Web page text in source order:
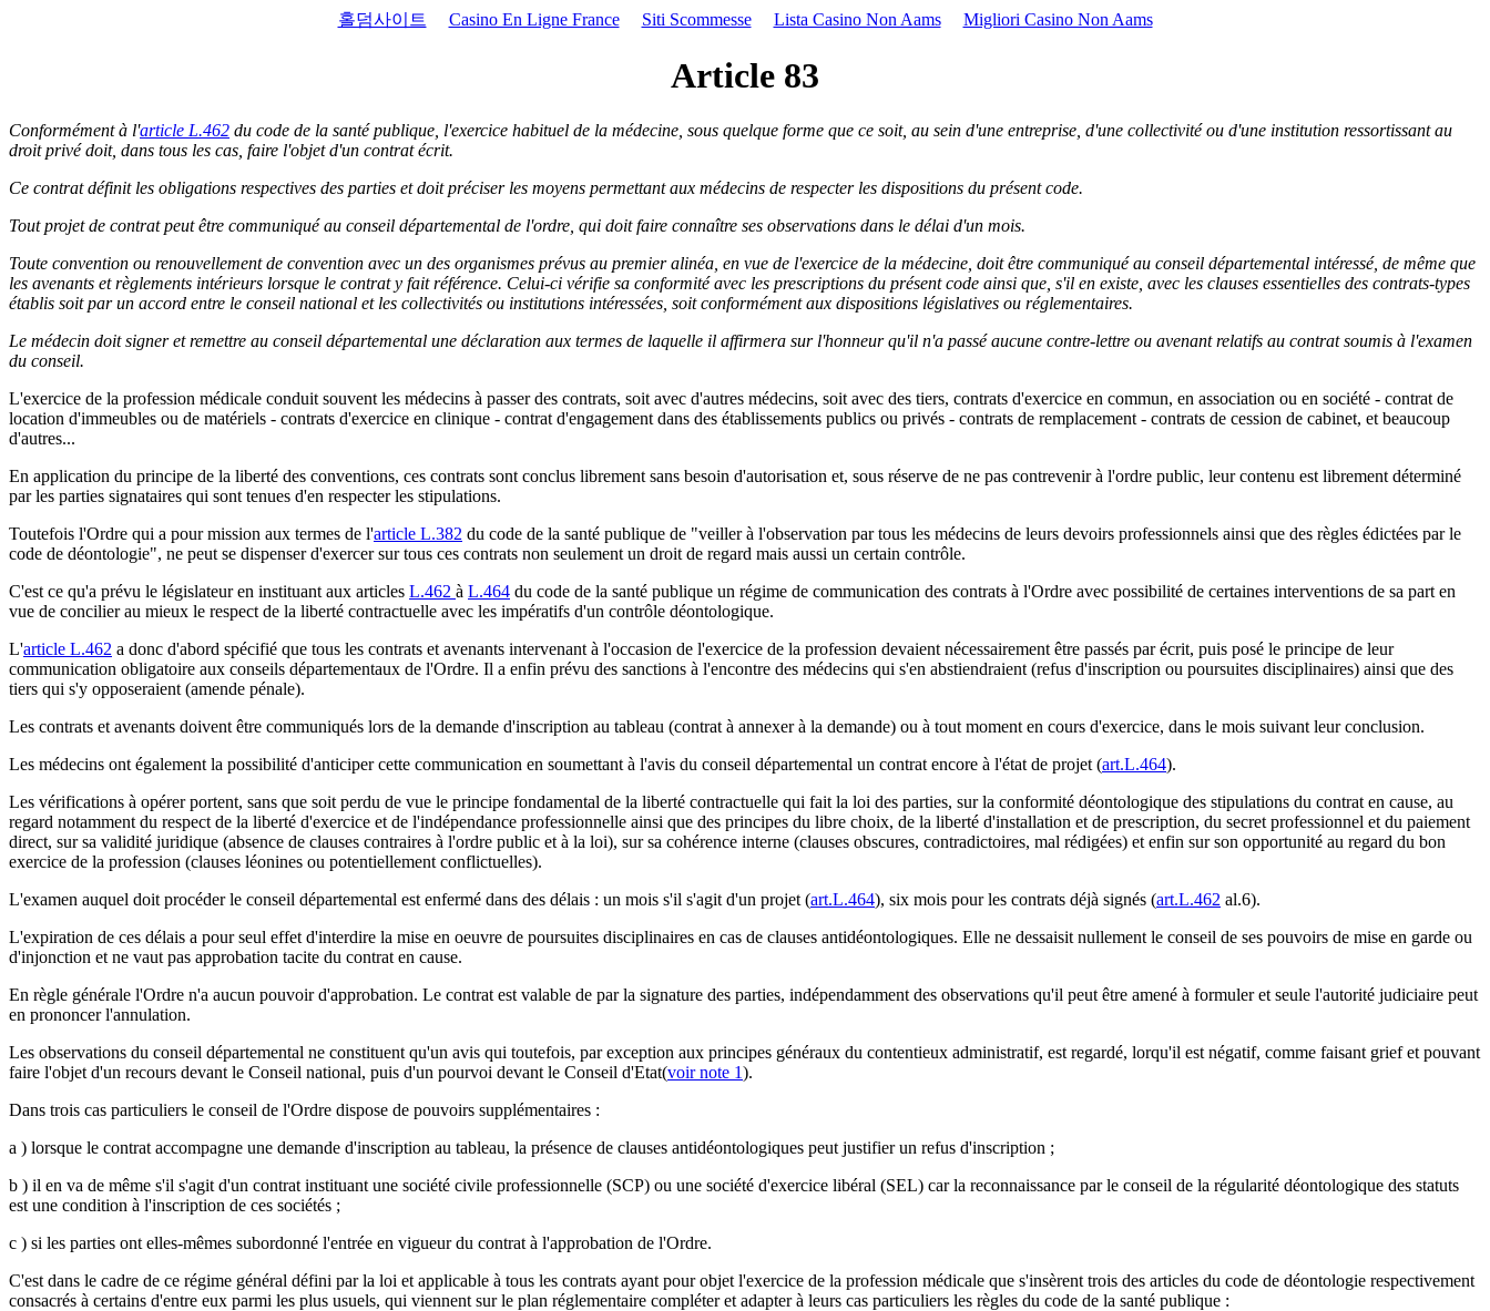
홀덤사이트 Casino En Ligne France Siti Scommesse Lista Casino Non Aams Migliori Casino Non Aams
Article 83
Conformément à l'article L.462 du code de la santé publique, l'exercice habituel de la médecine, sous quelque forme que ce soit, au sein d'une entreprise, d'une collectivité ou d'une institution ressortissant au
droit privé doit, dans tous les cas, faire l'objet d'un contrat écrit.
Ce contrat définit les obligations respectives des parties et doit préciser les moyens permettant aux médecins de respecter les dispositions du présent code.
Tout projet de contrat peut être communiqué au conseil départemental de l'ordre, qui doit faire connaître ses observations dans le délai d'un mois.
Toute convention ou renouvellement de convention avec un des organismes prévus au premier alinéa, en vue de l'exercice de la médecine, doit être communiqué au conseil départemental intéressé, de même que
les avenants et règlements intérieurs lorsque le contrat y fait référence. Celui-ci vérifie sa conformité avec les prescriptions du présent code ainsi que, s'il en existe, avec les clauses essentielles des contrats-types
établis soit par un accord entre le conseil national et les collectivités ou institutions intéressées, soit conformément aux dispositions législatives ou réglementaires.
Le médecin doit signer et remettre au conseil départemental une déclaration aux termes de laquelle il affirmera sur l'honneur qu'il n'a passé aucune contre-lettre ou avenant relatifs au contrat soumis à l'examen
du conseil.
L'exercice de la profession médicale conduit souvent les médecins à passer des contrats, soit avec d'autres médecins, soit avec des tiers, contrats d'exercice en commun, en association ou en société - contrat de
location d'immeubles ou de matériels - contrats d'exercice en clinique - contrat d'engagement dans des établissements publics ou privés - contrats de remplacement - contrats de cession de cabinet, et beaucoup
d'autres...
En application du principe de la liberté des conventions, ces contrats sont conclus librement sans besoin d'autorisation et, sous réserve de ne pas contrevenir à l'ordre public, leur contenu est librement déterminé
par les parties signataires qui sont tenues d'en respecter les stipulations.
Toutefois l'Ordre qui a pour mission aux termes de l'article L.382 du code de la santé publique de "veiller à l'observation par tous les médecins de leurs devoirs professionnels ainsi que des règles édictées par le
code de déontologie", ne peut se dispenser d'exercer sur tous ces contrats non seulement un droit de regard mais aussi un certain contrôle.
C'est ce qu'a prévu le législateur en instituant aux articles L.462 à L.464 du code de la santé publique un régime de communication des contrats à l'Ordre avec possibilité de certaines interventions de sa part en
vue de concilier au mieux le respect de la liberté contractuelle avec les impératifs d'un contrôle déontologique.
L'article L.462 a donc d'abord spécifié que tous les contrats et avenants intervenant à l'occasion de l'exercice de la profession devaient nécessairement être passés par écrit, puis posé le principe de leur
communication obligatoire aux conseils départementaux de l'Ordre. Il a enfin prévu des sanctions à l'encontre des médecins qui s'en abstiendraient (refus d'inscription ou poursuites disciplinaires) ainsi que des
tiers qui s'y opposeraient (amende pénale).
Les contrats et avenants doivent être communiqués lors de la demande d'inscription au tableau (contrat à annexer à la demande) ou à tout moment en cours d'exercice, dans le mois suivant leur conclusion.
Les médecins ont également la possibilité d'anticiper cette communication en soumettant à l'avis du conseil départemental un contrat encore à l'état de projet (art.L.464).
Les vérifications à opérer portent, sans que soit perdu de vue le principe fondamental de la liberté contractuelle qui fait la loi des parties, sur la conformité déontologique des stipulations du contrat en cause, au
regard notamment du respect de la liberté d'exercice et de l'indépendance professionnelle ainsi que des principes du libre choix, de la liberté d'installation et de prescription, du secret professionnel et du paiement
direct, sur sa validité juridique (absence de clauses contraires à l'ordre public et à la loi), sur sa cohérence interne (clauses obscures, contradictoires, mal rédigées) et enfin sur son opportunité au regard du bon
exercice de la profession (clauses léonines ou potentiellement conflictuelles).
L'examen auquel doit procéder le conseil départemental est enfermé dans des délais : un mois s'il s'agit d'un projet (art.L.464), six mois pour les contrats déjà signés (art.L.462 al.6).
L'expiration de ces délais a pour seul effet d'interdire la mise en oeuvre de poursuites disciplinaires en cas de clauses antidéontologiques. Elle ne dessaisit nullement le conseil de ses pouvoirs de mise en garde ou
d'injonction et ne vaut pas approbation tacite du contrat en cause.
En règle générale l'Ordre n'a aucun pouvoir d'approbation. Le contrat est valable de par la signature des parties, indépendamment des observations qu'il peut être amené à formuler et seule l'autorité judiciaire peut
en prononcer l'annulation.
Les observations du conseil départemental ne constituent qu'un avis qui toutefois, par exception aux principes généraux du contentieux administratif, est regardé, lorqu'il est négatif, comme faisant grief et pouvant
faire l'objet d'un recours devant le Conseil national, puis d'un pourvoi devant le Conseil d'Etat(voir note 1).
Dans trois cas particuliers le conseil de l'Ordre dispose de pouvoirs supplémentaires :
a ) lorsque le contrat accompagne une demande d'inscription au tableau, la présence de clauses antidéontologiques peut justifier un refus d'inscription ;
b ) il en va de même s'il s'agit d'un contrat instituant une société civile professionnelle (SCP) ou une société d'exercice libéral (SEL) car la reconnaissance par le conseil de la régularité déontologique des statuts
est une condition à l'inscription de ces sociétés ;
c ) si les parties ont elles-mêmes subordonné l'entrée en vigueur du contrat à l'approbation de l'Ordre.
C'est dans le cadre de ce régime général défini par la loi et applicable à tous les contrats ayant pour objet l'exercice de la profession médicale que s'insèrent trois des articles du code de déontologie respectivement
consacrés à certains d'entre eux parmi les plus usuels, qui viennent sur le plan réglementaire compléter et adapter à leurs cas particuliers les règles du code de la santé publique :